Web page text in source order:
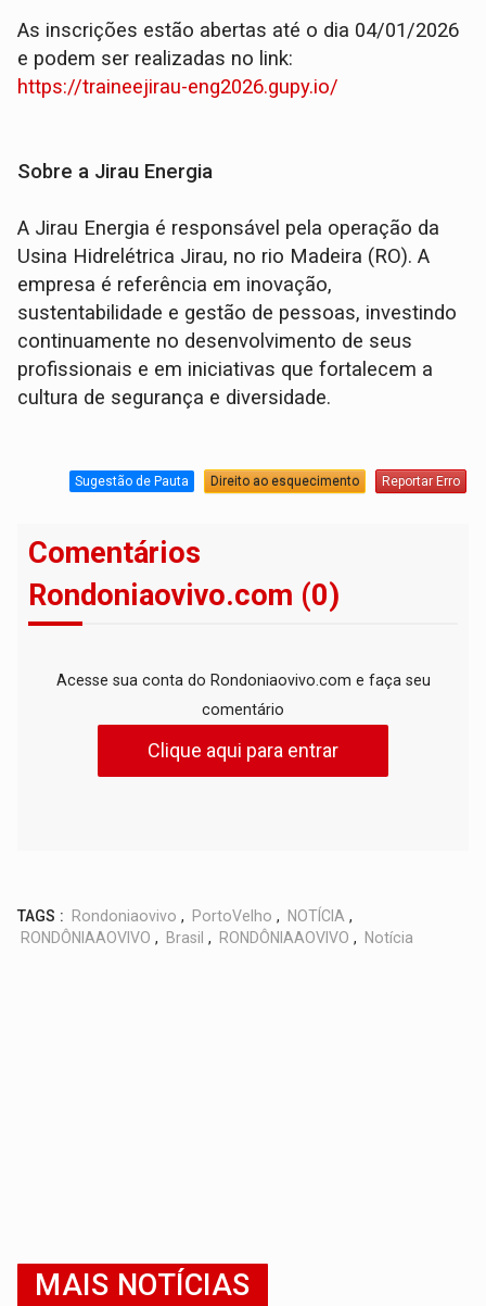
As inscrições estão abertas até o dia 04/01/2026
e podem ser realizadas no link:
https://traineejirau-eng2026.gupy.io/
Sobre a Jirau Energia
A Jirau Energia é responsável pela operação da
Usina Hidrelétrica Jirau, no rio Madeira (RO). A
empresa é referência em inovação,
sustentabilidade e gestão de pessoas, investindo
continuamente no desenvolvimento de seus
profissionais e em iniciativas que fortalecem a
cultura de segurança e diversidade.
Sugestão de Pauta Direito ao esquecimento Reportar Erro
Comentários
Rondoniaovivo.com (0)
Acesse sua conta do Rondoniaovivo.com e faça seu
comentário
Clique aqui para entrar
TAGS : Rondoniaovivo , PortoVelho , NOTÍCIA ,
RONDÔNIAAOVIVO , Brasil , RONDÔNIAAOVIVO , Notícia
MAIS NOTÍCIAS